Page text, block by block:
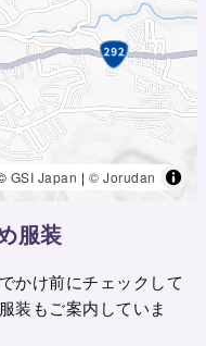
GSI Japan |© Jorudan
服装
かけ前にチェックして
装もご案内していま